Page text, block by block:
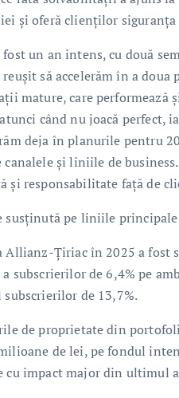
și oferă clienților
fost un an intens, cu două
să accelerăm în a
mature, care performează
când nu joacă perfect,
deja în planurile pentru
canalele și liniile de
și responsabilitate față de
susținută pe liniile principale
Allianz-Țiriac în 2025 a fost
a subscrierilor de 6,4% pe
subscrierilor de 13,7%.
de proprietate din
de lei, pe fondul
cu impact major din ultimul